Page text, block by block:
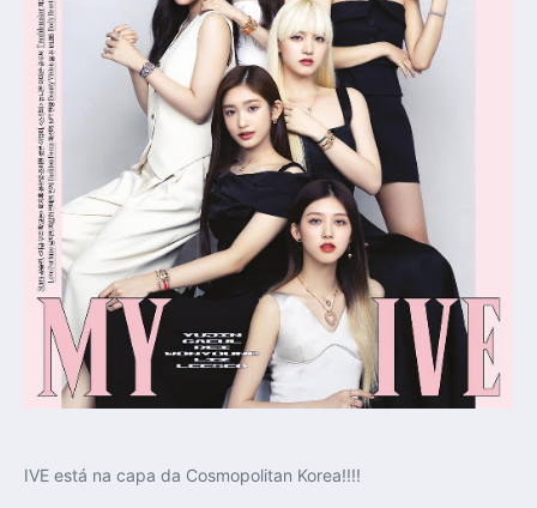
IVE está na capa da Cosmopolitan Korea!!!!